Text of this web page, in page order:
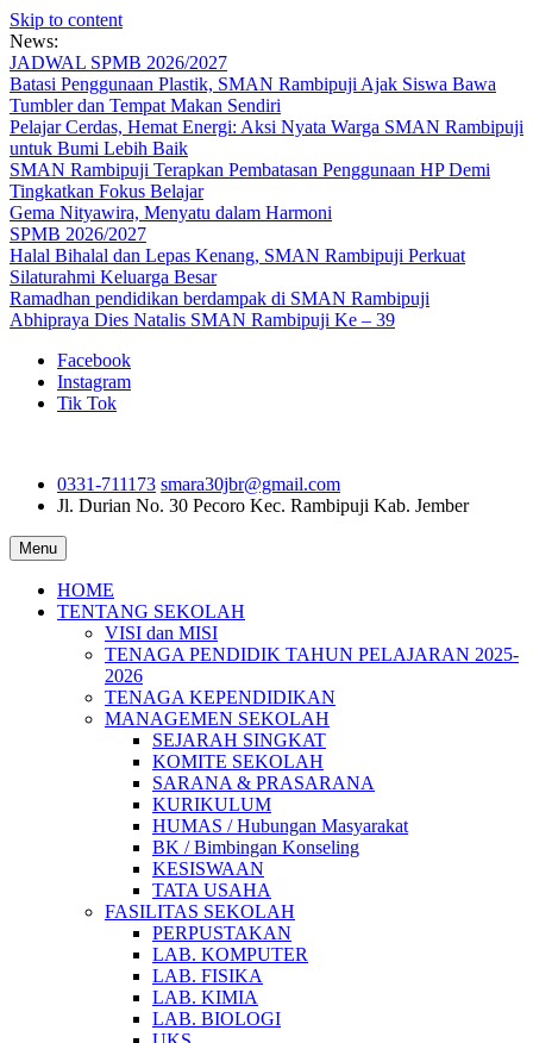
Skip to content
News:
JADWAL SPMB 2026/2027
Batasi Penggunaan Plastik, SMAN Rambipuji Ajak Siswa Bawa
Tumbler dan Tempat Makan Sendiri
Pelajar Cerdas, Hemat Energi: Aksi Nyata Warga SMAN Rambipuji
untuk Bumi Lebih Baik
SMAN Rambipuji Terapkan Pembatasan Penggunaan HP Demi
Tingkatkan Fokus Belajar
Gema Nityawira, Menyatu dalam Harmoni
SPMB 2026/2027
Halal Bihalal dan Lepas Kenang, SMAN Rambipuji Perkuat
Silaturahmi Keluarga Besar
Ramadhan pendidikan berdampak di SMAN Rambipuji
Abhipraya Dies Natalis SMAN Rambipuji Ke – 39
Facebook
Instagram
Tik Tok
0331-711173 smara30jbr@gmail.com
Jl. Durian No. 30 Pecoro Kec. Rambipuji Kab. Jember
Menu
HOME
TENTANG SEKOLAH
VISI dan MISI
TENAGA PENDIDIK TAHUN PELAJARAN 2025-
2026
TENAGA KEPENDIDIKAN
MANAGEMEN SEKOLAH
SEJARAH SINGKAT
KOMITE SEKOLAH
SARANA & PRASARANA
KURIKULUM
HUMAS / Hubungan Masyarakat
BK / Bimbingan Konseling
KESISWAAN
TATA USAHA
FASILITAS SEKOLAH
PERPUSTAKAN
LAB. KOMPUTER
LAB. FISIKA
LAB. KIMIA
LAB. BIOLOGI